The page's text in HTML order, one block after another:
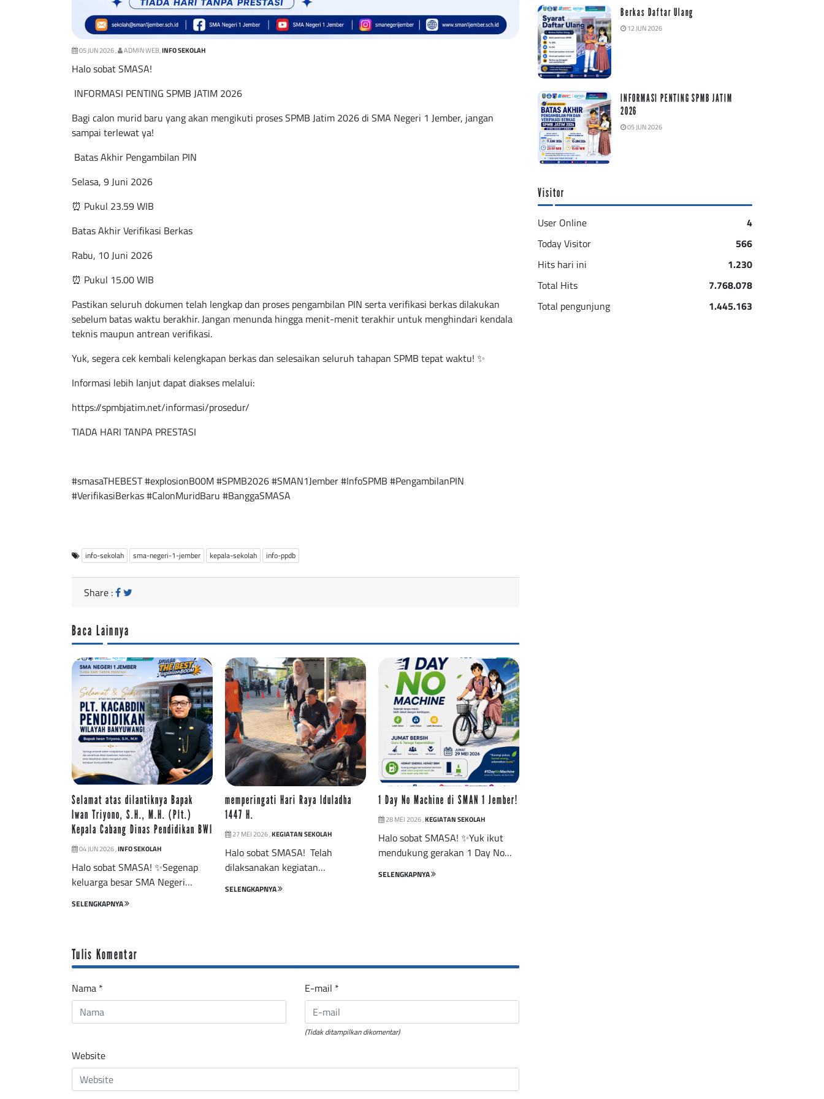
05 JUN 2026 , ADMIN WEB,INFO SEKOLAH
Halo sobat SMASA!
INFORMASI PENTING SPMB JATIM 2026
Bagi calon murid baru yang akan mengikuti proses SPMB Jatim 2026 di SMA Negeri 1 Jember, jangan
sampai terlewat ya!
Batas Akhir Pengambilan PIN
Selasa, 9 Juni 2026
⏰ Pukul 23.59 WIB
Batas Akhir Verifikasi Berkas
Rabu, 10 Juni 2026
⏰ Pukul 15.00 WIB
Pastikan seluruh dokumen telah lengkap dan proses pengambilan PIN serta verifikasi berkas dilakukan
sebelum batas waktu berakhir. Jangan menunda hingga menit-menit terakhir untuk menghindari kendala
teknis maupun antrean verifikasi.
Yuk, segera cek kembali kelengkapan berkas dan selesaikan seluruh tahapan SPMB tepat waktu! ✨
Informasi lebih lanjut dapat diakses melalui:
https://spmbjatim.net/informasi/prosedur/
TIADA HARI TANPA PRESTASI
#smasaTHEBEST #explosionB00M #SPMB2026 #SMAN1Jember #InfoSPMB #PengambilanPIN
#VerifikasiBerkas #CalonMuridBaru #BanggaSMASA
info-sekolah sma-negeri-1-jember kepala-sekolah info-ppdb
Share :
Baca Lainnya
Selamat atas dilantiknya Bapak
Iwan Triyono, S.H., M.H. (Plt.)
Kepala Cabang Dinas Pendidikan BWI
04 JUN 2026 ,INFO SEKOLAH
Halo sobat SMASA! ✨Segenap
keluarga besar SMA Negeri…
SELENGKAPNYA
memperingati Hari Raya Iduladha
1447 H.
27 MEI 2026 ,KEGIATAN SEKOLAH
Halo sobat SMASA! Telah
dilaksanakan kegiatan…
SELENGKAPNYA
1 Day No Machine di SMAN 1 Jember!
28 MEI 2026 ,KEGIATAN SEKOLAH
Halo sobat SMASA! ✨Yuk ikut
mendukung gerakan 1 Day No…
SELENGKAPNYA
Tulis Komentar
Nama * E-mail *
(Tidak ditampilkan dikomentar)
Website
Berkas Daftar Ulang
12 JUN 2026
INFORMASI PENTING SPMB JATIM
2026
05 JUN 2026
Visitor
User Online
4
Today Visitor
566
Hits hari ini
1.230
Total Hits
7.768.078
Total pengunjung
1.445.163